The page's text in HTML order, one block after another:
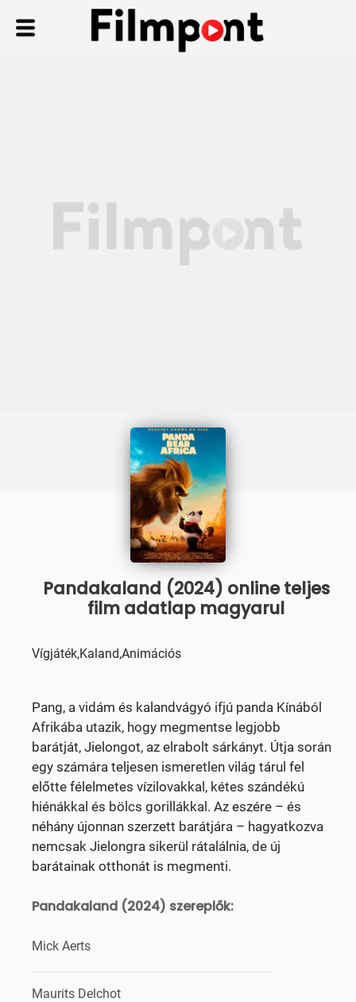
Pandakaland (2024) online teljes
film adatlap magyarul
Vígjáték,Kaland,Animációs
Pang, a vidám és kalandvágyó ifjú panda Kínából
Afrikába utazik, hogy megmentse legjobb
barátját, Jielongot, az elrabolt sárkányt. Útja során
egy számára teljesen ismeretlen világ tárul fel
előtte félelmetes vízilovakkal, kétes szándékú
hiénákkal és bölcs gorillákkal. Az eszére – és
néhány újonnan szerzett barátjára – hagyatkozva
nemcsak Jielongra sikerül rátalálnia, de új
barátainak otthonát is megmenti.
Pandakaland (2024) szereplők:
Mick Aerts
Maurits Delchot